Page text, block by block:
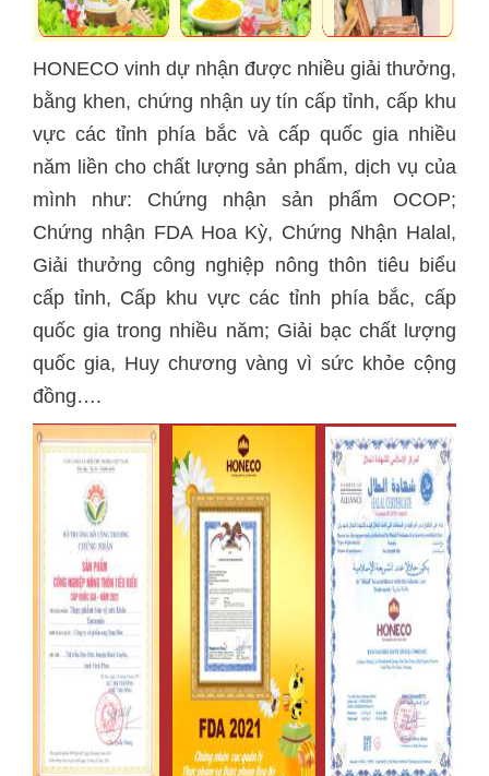
HONECO vinh dự nhận được nhiều giải thưởng,
bằng khen, chứng nhận uy tín cấp tỉnh, cấp khu
vực các tỉnh phía bắc và cấp quốc gia nhiều
năm liền cho chất lượng sản phẩm, dịch vụ của
mình như: Chứng nhận sản phẩm OCOP;
Chứng nhận FDA Hoa Kỳ, Chứng Nhận Halal,
Giải thưởng công nghiệp nông thôn tiêu biểu
cấp tỉnh, Cấp khu vực các tỉnh phía bắc, cấp
quốc gia trong nhiều năm; Giải bạc chất lượng
quốc gia, Huy chương vàng vì sức khỏe cộng
đồng….